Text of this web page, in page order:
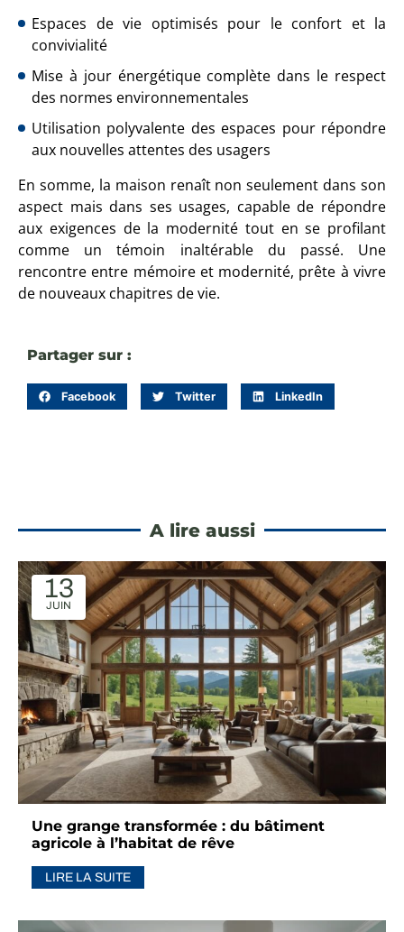
Espaces de vie optimisés pour le confort et la
convivialité
Mise à jour énergétique complète dans le respect
des normes environnementales
Utilisation polyvalente des espaces pour répondre
aux nouvelles attentes des usagers
En somme, la maison renaît non seulement dans son
aspect mais dans ses usages, capable de répondre
aux exigences de la modernité tout en se profilant
comme un témoin inaltérable du passé. Une
rencontre entre mémoire et modernité, prête à vivre
de nouveaux chapitres de vie.
Partager sur :
Facebook Twitter LinkedIn
A lire aussi
13
JUIN
Une grange transformée : du bâtiment
agricole à l’habitat de rêve
LIRE LA SUITE